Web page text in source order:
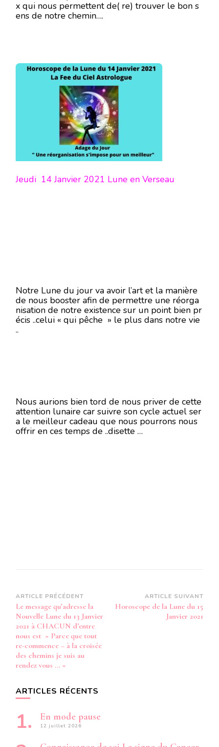
x qui nous permettent de( re) trouver le bon s
ens de notre chemin….
Jeudi 14 Janvier 2021 Lune en Verseau
Notre Lune du jour va avoir l’art et la manière
de nous booster afin de permettre une réorga
nisation de notre existence sur un point bien pr
écis ..celui « qui pêche » le plus dans notre vie
..
Nous aurions bien tord de nous priver de cette
attention lunaire car suivre son cycle actuel ser
a le meilleur cadeau que nous pourrons nous
offrir en ces temps de ..disette …
Navigation
d’article
ARTICLE PRÉCÉDENT
Le message qu’adresse la
Nouvelle Lune du 13 Janvier
2021 à CHACUN d’entre
nous est » Parce que tout
re-commence – à la croisée
des chemins je suis au
rendez vous … »
ARTICLE SUIVANT
Horoscope de la Lune du 15
Janvier 2021
ARTICLES RÉCENTS
En mode pause
12 juillet 2026